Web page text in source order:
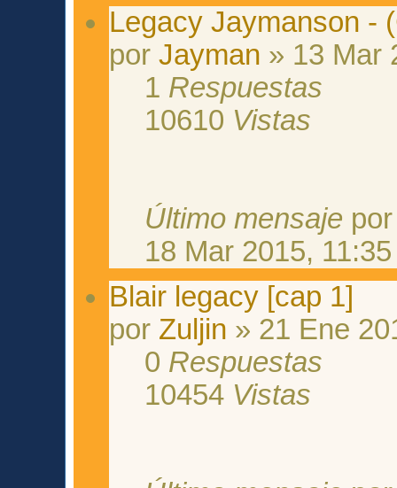
Legacy Jaymanson -
porJayman » 13 Mar
1 Respuestas
10610 Vistas
Último mensaje
18 Mar 2015, 11:35
Blair legacy [cap 1]
por Zuljin » 21 Ene
0 Respuestas
10454 Vistas